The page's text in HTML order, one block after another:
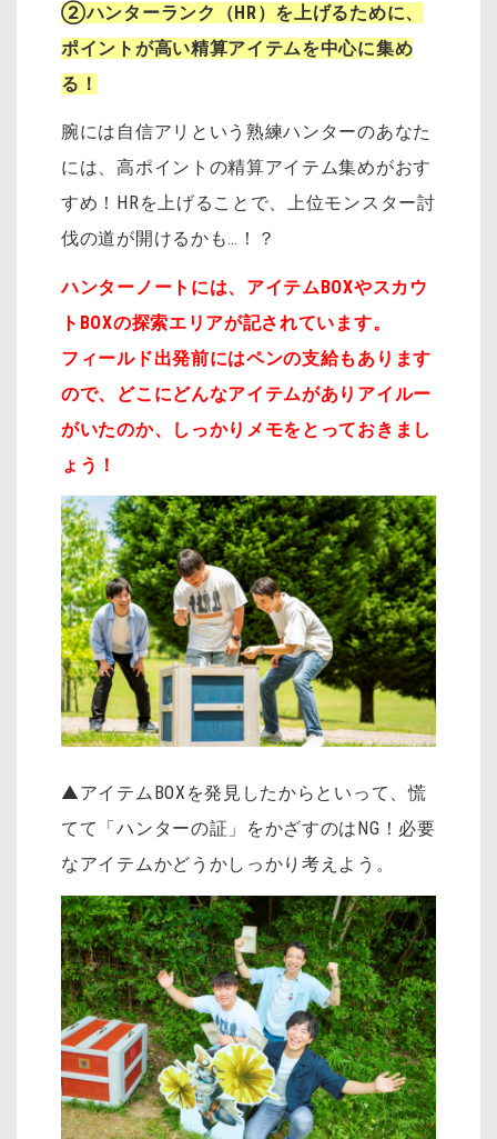
②ハンターランク（HR）を上げるために、
ポイントが高い精算アイテムを中心に集め
る！
腕には自信アリという熟練ハンターのあなた
には、高ポイントの精算アイテム集めがおす
すめ！HRを上げることで、上位モンスター討
伐の道が開けるかも…！？
ハンターノートには、アイテムBOXやスカウ
トBOXの探索エリアが記されています。
フィールド出発前にはペンの支給もあります
ので、どこにどんなアイテムがありアイルー
がいたのか、しっかりメモをとっておきまし
ょう！
▲アイテムBOXを発見したからといって、慌
てて「ハンターの証」をかざすのはNG！必要
なアイテムかどうかしっかり考えよう。